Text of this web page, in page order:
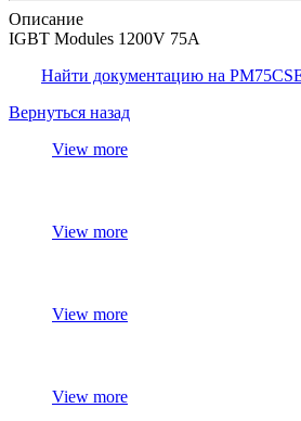
Описание
IGBT Modules 1200V 75A
Найти документацию на
Вернуться назад
View more
View more
View more
View more